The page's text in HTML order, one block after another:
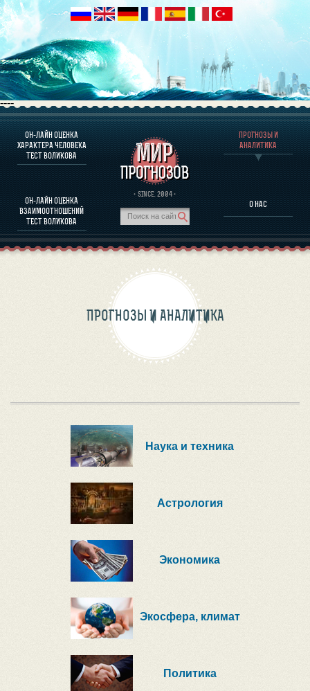
----
ОН-ЛАЙН ОЦЕНКА
ХАРАКТЕРА ЧЕЛОВЕКА
ТЕСТ ВОЛИКОВА
ОН-ЛАЙН ОЦЕНКА
ВЗАИМООТНОШЕНИЙ
ТЕСТ ВОЛИКОВА
· SINCE. 2004 ·
ПРОГНОЗЫ И
АНАЛИТИКА
О НАС
О ПРОГРАММЕ
ОЦЕНКА ХАРАКТЕРA ЧЕЛОВЕКА
ОЦЕНКА ХАРАКТЕРА ВЫДАЮЩИХСЯ ЛИЧНОСТЕЙ
О ПРОГРАММЕ
ПРОГНОЗЫ И АНАЛИТИКА
ПРОГНОЗЫ И АНАЛИТИКА
Наука и техника
Астрология
Экономика
Экосфера, климат
Политика